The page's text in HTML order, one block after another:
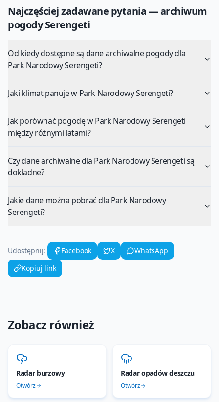
Najczęściej zadawane pytania — archiwum
pogodySerengeti
Od kiedy dostępne są dane archiwalne pogody dla
Park Narodowy Serengeti?
Jaki klimat panuje w Park Narodowy Serengeti?
Jak porównać pogodę w Park Narodowy Serengeti
między różnymi latami?
Czy dane archiwalne dla Park Narodowy Serengeti są
dokładne?
Jakie dane można pobrać dla Park Narodowy
Serengeti?
Udostępnij: Facebook X
WhatsApp
Kopiuj link
Zobacz również
Radar burzowy
Otwórz
Radar opadów deszczu
Otwórz